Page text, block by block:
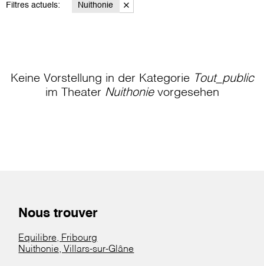
Filtres actuels: Nuithonie
Keine Vorstellung in der Kategorie Tout_public
im Theater Nuithonievorgesehen
Nous trouver
Equilibre, Fribourg
Nuithonie, Villars-sur-Glâne